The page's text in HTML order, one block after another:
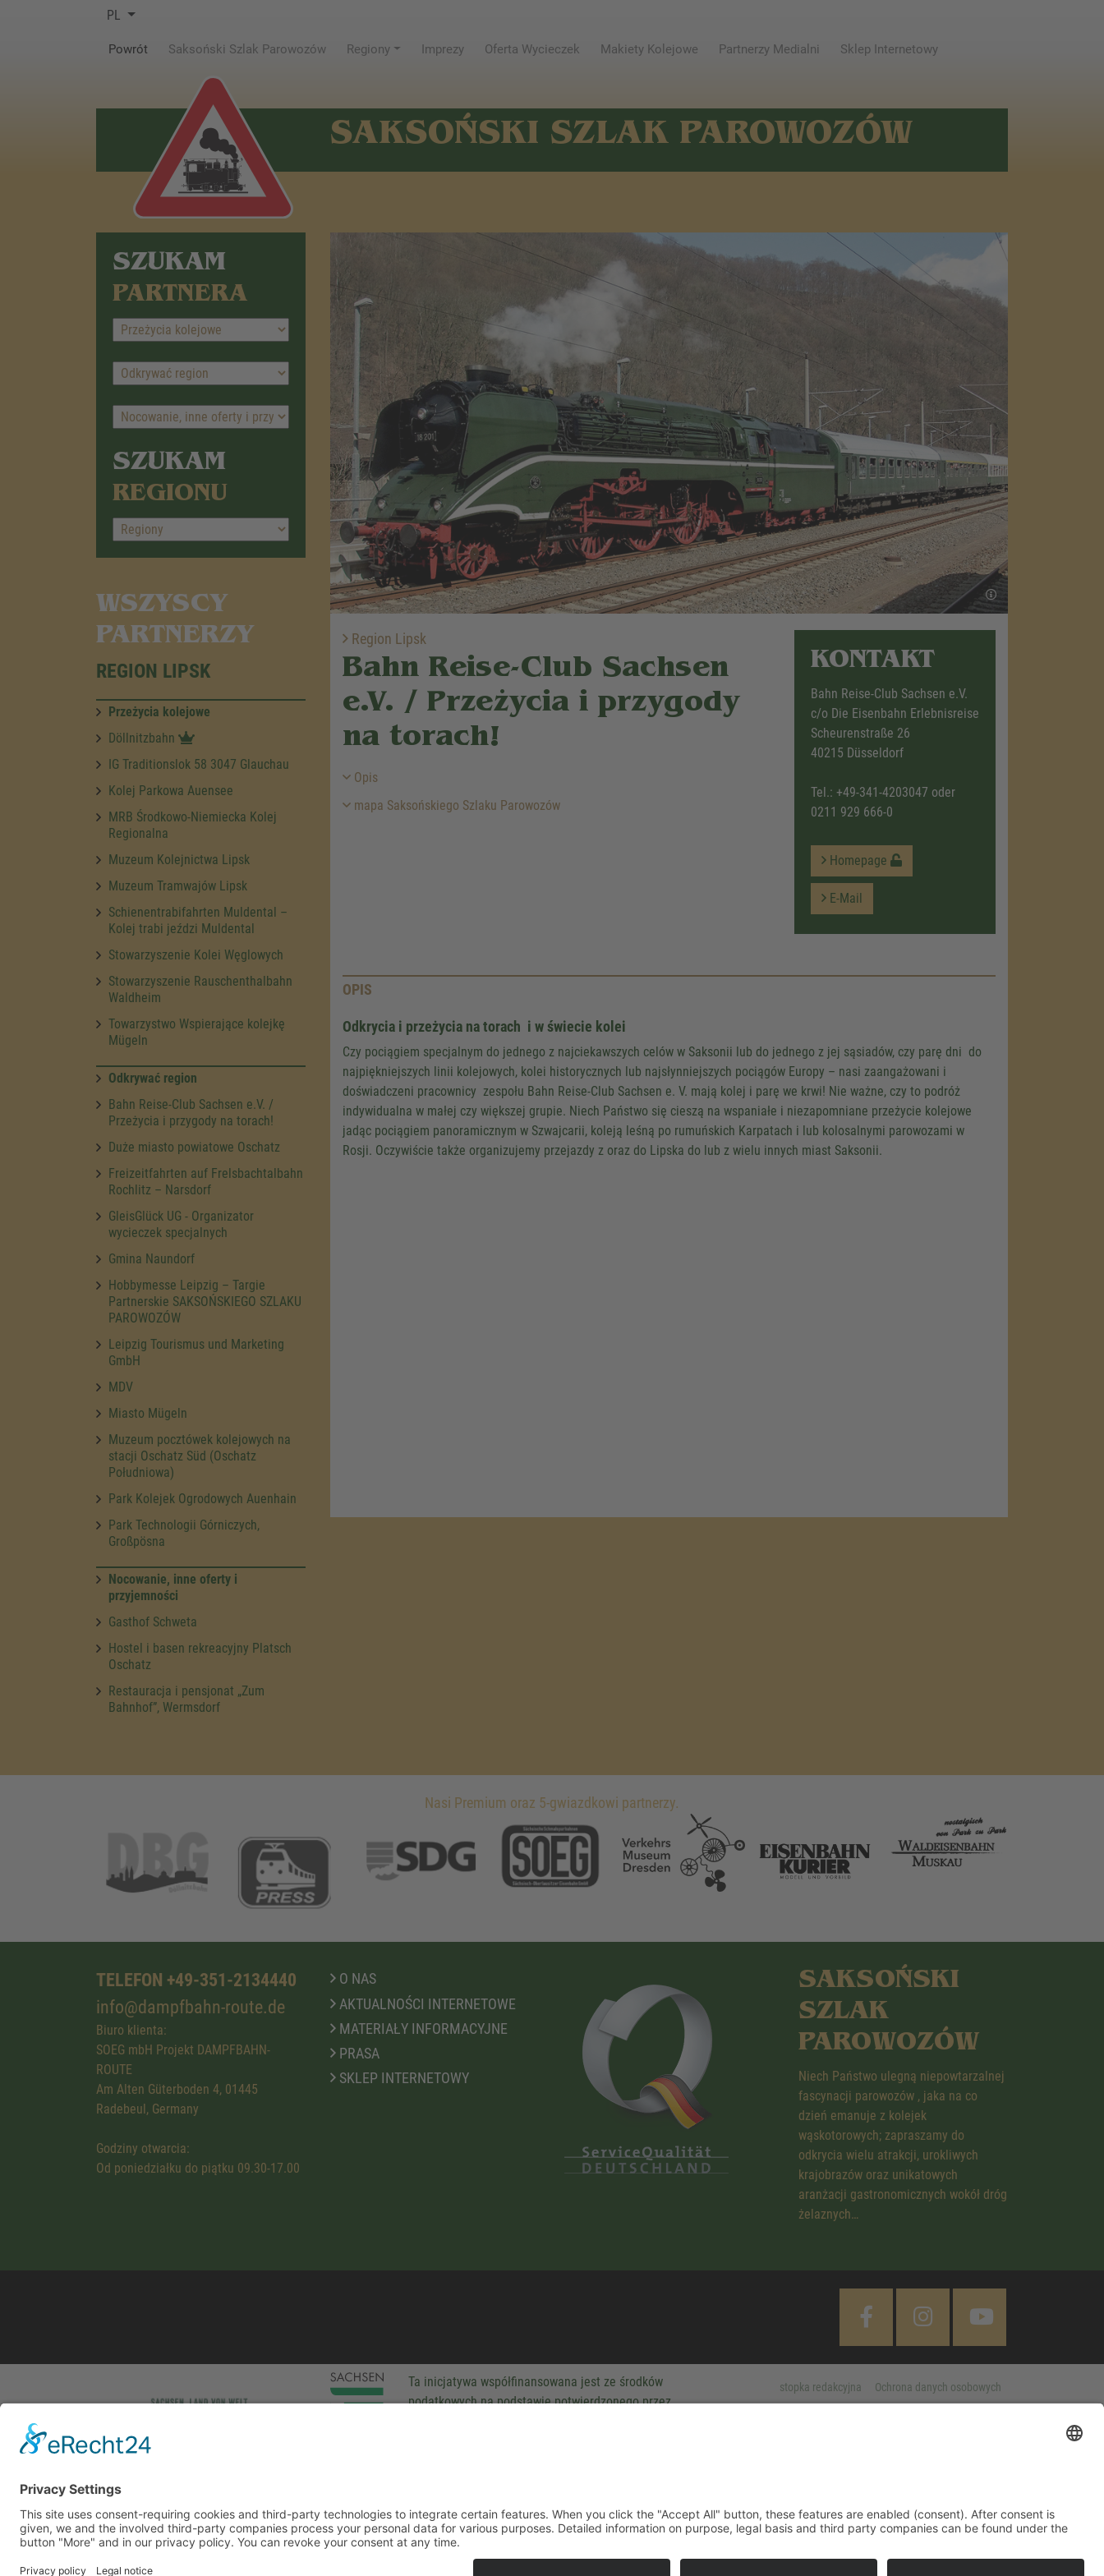
PL
Powrót (current)
Saksoński Szlak Parowozów Regiony Imprezy Oferta Wycieczek Makiety Kolejowe Partnerzy Medialni Sklep Internetowy
SAKSOŃSKI SZLAK PAROWOZÓW
SZUKAM
PARTNERA
SZUKAM
REGIONU
WSZYSCY
PARTNERZY
REGION LIPSK
Przeżycia kolejowe
Döllnitzbahn
IG Traditionslok 58 3047 Glauchau
Kolej Parkowa Auensee
MRB Środkowo-Niemiecka Kolej
Regionalna
Muzeum Kolejnictwa Lipsk
Muzeum Tramwajów Lipsk
Schienentrabifahrten Muldental –
Kolej trabi jeździ Muldental
Stowarzyszenie Kolei Węglowych
Stowarzyszenie Rauschenthalbahn
Waldheim
Towarzystwo Wspierające kolejkę
Mügeln
Odkrywać region
Bahn Reise-Club Sachsen e.V. /
Przeżycia i przygody na torach!
Duże miasto powiatowe Oschatz
Freizeitfahrten auf Frelsbachtalbahn
Rochlitz – Narsdorf
GleisGlück UG - Organizator
wycieczek specjalnych
Gmina Naundorf
Hobbymesse Leipzig – Targie
Partnerskie SAKSOŃSKIEGO SZLAKU
PAROWOZÓW
Leipzig Tourismus und Marketing
GmbH
MDV
Miasto Mügeln
Muzeum pocztówek kolejowych na
stacji Oschatz Süd (Oschatz
Południowa)
Park Kolejek Ogrodowych Auenhain
Park Technologii Górniczych,
Großpösna
Nocowanie, inne oferty i
przyjemności
Gasthof Schweta
Hostel i basen rekreacyjny Platsch
Oschatz
Restauracja i pensjonat „Zum
Bahnhof”, Wermsdorf
Region Lipsk
Bahn Reise-Club Sachsen
e.V. / Przeżycia i przygody
na torach!
Opis
mapa Saksońskiego Szlaku Parowozów
KONTAKT
Bahn Reise-Club Sachsen e.V.
c/o Die Eisenbahn Erlebnisreise
Scheurenstraße 26
40215 Düsseldorf
Tel.: +49-341-4203047 oder
0211 929 666-0
Homepage
E-Mail
OPIS
Odkrycia i przeżycia na torach i w świecie kolei
Czy pociągiem specjalnym do jednego z najciekawszych celów w Saksonii lub do jednego z jej sąsiadów, czy parę dni do
najpiękniejszych linii kolejowych, kolei historycznych lub najsłynniejszych pociągów Europy – nasi zaangażowani i
doświadczeni pracownicy zespołu Bahn Reise-Club Sachsen e. V. mają kolej i parę we krwi! Nie ważne, czy to podróż
indywidualna w małej czy większej grupie. Niech Państwo się cieszą na wspaniałe i niezapomniane przeżycie kolejowe
jadąc pociągiem panoramicznym w Szwajcarii, koleją leśną po rumuńskich Karpatach i lub kolosalnymi parowozami w
Rosji. Oczywiście także organizujemy przejazdy z oraz do Lipska do lub z wielu innych miast Saksonii.
Accept
Powered byUsercentrics Consent
Management.eRecht24
Nasi Premium oraz 5-gwiazdkowi partnerzy.
TELEFON +49-351-2134440
info@dampfbahn-route.de
Biuro klienta:
SOEG mbH Projekt DAMPFBAHN-
ROUTE
Am Alten Güterboden 4, 01445
Radebeul, Germany
Godziny otwarcia:
Od poniedziałku do piątku 09.30-17.00
O NAS
AKTUALNOŚCI INTERNETOWE
MATERIAŁY INFORMACYJNE
PRASA
SKLEP INTERNETOWY
SAKSOŃSKI
SZLAK
PAROWOZÓW
Niech Państwo ulegną niepowtarzalnej
fascynacji parowozów , jaka na co
dzień emanuje z kolejek
wąskotorowych; zapraszamy do
odkrycia wielu atrakcji, urokliwych
krajobrazów oraz unikatowych
aranżacji gastronomicznych wokół dróg
żelaznych…
Ta inicjatywa współfinansowana jest ze środków
podatkowych na podstawie potwierdzonego przez
stopka redakcyjna Ochrona danych osobowych
This site uses consent-requiring cookies and third-party technologies to integrate certain features. When you click the "Accept All" button, these features are enabled (consent). After
consent is given, we and the involved third-party companies process your personal data for various purposes. Detailed information on purpose, legal basis and third party companies
can be found under the button "More" and in our privacy policy. You can revoke your consent at any time.